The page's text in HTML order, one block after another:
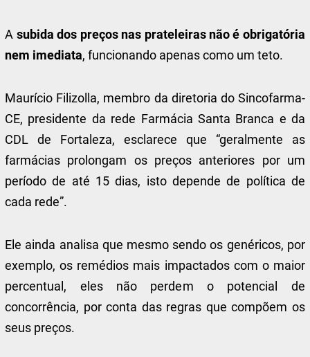
A subida dos preços nas prateleiras não é obrigatória
nem imediata, funcionando apenas como um teto.
Maurício Filizolla, membro da diretoria do Sincofarma-
CE, presidente da rede Farmácia Santa Branca e da
CDL de Fortaleza, esclarece que “geralmente as
farmácias prolongam os preços anteriores por um
período de até 15 dias, isto depende de política de
cada rede”.
Ele ainda analisa que mesmo sendo os genéricos, por
exemplo, os remédios mais impactados com o maior
percentual, eles não perdem o potencial de
concorrência, por conta das regras que compõem os
seus preços.